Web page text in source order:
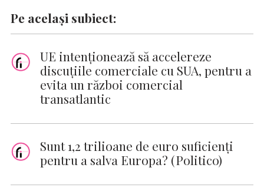
Pe același subiect:
UE intenţionează să accelereze
discuţiile comerciale cu SUA, pentru a
evita un război comercial
transatlantic
Sunt 1,2 trilioane de euro suficienți
pentru a salva Europa? (Politico)